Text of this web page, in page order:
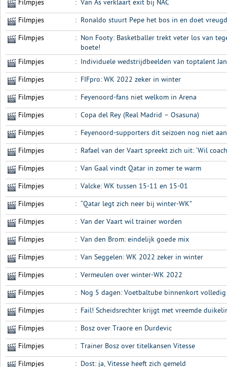
Filmpjes : Van As verklaart exit bij NAC
Filmpjes : Ronaldo stuurt Pepe het bos in en doet
Filmpjes : Non Footy: Basketballer trekt veter los van
boete!
Filmpjes
: Individuele wedstrijdbeelden van toptalent
Filmpjes : FIFpro: WK 2022 zeker in winter
Filmpjes : Feyenoord-fans niet welkom in Arena
Filmpjes : Copa del Rey (Real Madrid – Osasuna)
Filmpjes : Feyenoord-supporters dit seizoen nog niet
Filmpjes : Rafael van der Vaart spreekt zich uit: ‘Wil
Filmpjes : Van Gaal vindt Qatar in zomer te warm
Filmpjes : Valcke: WK tussen 15-11 en 15-01
Filmpjes : “Qatar legt zich neer bij winter-WK”
Filmpjes : Van der Vaart wil trainer worden
Filmpjes : Van den Brom: eindelijk goede mix
Filmpjes : Van Seggelen: WK 2022 zeker in winter
Filmpjes : Vermeulen over winter-WK 2022
Filmpjes : Nog 5 dagen: Voetbaltube binnenkort
Filmpjes : Fail! Scheidsrechter krijgt met vreemde
Filmpjes : Bosz over Traore en Durdevic
Filmpjes : Trainer Bosz over titelkansen Vitesse
Filmpjes : Dost: ja, Vitesse heeft zich gemeld